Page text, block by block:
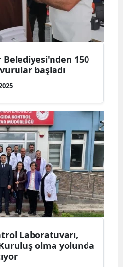
150
başladı
Laboratuvarı,
olma yolunda